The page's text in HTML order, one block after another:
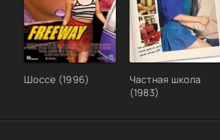
Шоссе (1996)
Частная школа
(1983)